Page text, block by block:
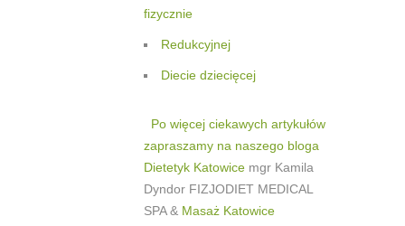
fizycznie
Redukcyjnej
Diecie dziecięcej
Po więcej ciekawych artykułów
zapraszamy na naszego bloga
Dietetyk Katowice mgr Kamila
Dyndor FIZJODIET MEDICAL
SPA & Masaż Katowice